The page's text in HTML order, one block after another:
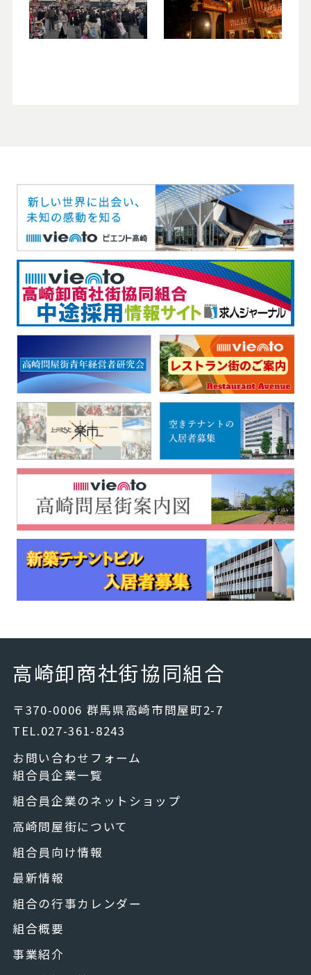
高崎卸商社街協同組合
〒370-0006 群馬県高崎市問屋町2-7
TEL.027-361-8243
お問い合わせフォーム
組合員企業一覧
組合員企業のネットショップ
高崎問屋街について
組合員向け情報
最新情報
組合の行事カレンダー
組合概要
事業紹介